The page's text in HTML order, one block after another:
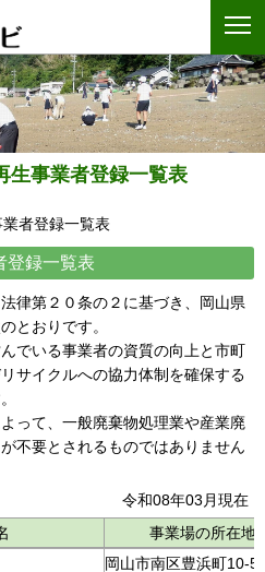
事業者登録一覧表
者登録一覧表
録一覧表
律第２０条の２に基づき、岡山県
とおりです。
でいる事業者の資質の向上と市町
サイクルへの協力体制を確保する
って、一般廃棄物処理業や産業廃
不要とされるものではありません
令和08年03月現在
事業場の所在地
岡山市南区豊浜町10-